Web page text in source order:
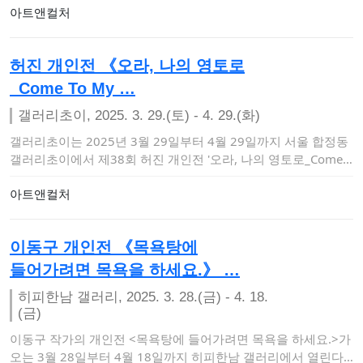
아트앤컬처
허진 개인전 《오라, 나의 영토로
_Come To My …
갤러리초이, 2025. 3. 29.(토) - 4. 29.(화)
갤러리초이는 2025년 3월 29일부터 4월 29일까지 서울 합정동
갤러리초이에서 제38회 허진 개인전 '오라, 나의 영토로_Come T
아트앤컬처
이동구 개인전 《목욕탕에
들어가려면 목욕을 하세요.》 …
히피한남 갤러리, 2025. 3. 28.(금) - 4. 18.
(금)
이동구 작가의 개인전 <목욕탕에 들어가려면 목욕을 하세요.>가
오는 3월 28일부터 4월 18일까지 히피한남 갤러리에서 열린다.